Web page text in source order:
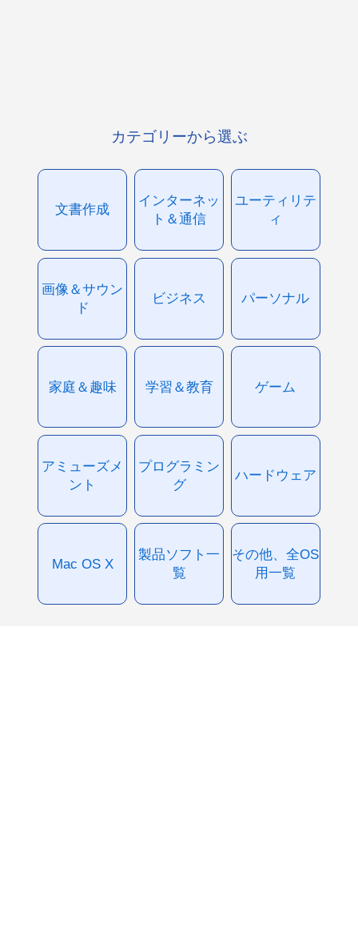
カテゴリーから選ぶ
文書作成
インターネッ
ト＆通信
ユーティリテ
ィ
画像＆サウン
ド
ビジネス パーソナル
家庭＆趣味 学習＆教育 ゲーム
アミューズメ
ント
プログラミン
グ
ハードウェア
Mac OS X
製品ソフト一
覧
その他、全OS
用一覧